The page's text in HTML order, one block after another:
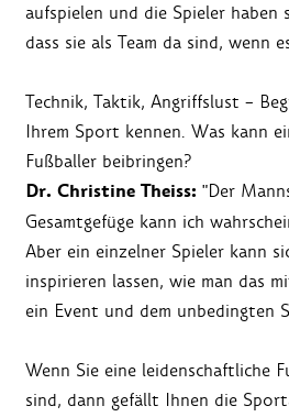
aufspielen und die Spieler haben
dass sie als Team da sind, wenn
Technik, Taktik, Angriffslust –
Ihrem Sport kennen. Was kann
Fußballer beibringen?
Dr. Christine Theiss: "Der
Gesamtgefüge kann ich
Aber ein einzelner Spieler kann
inspirieren lassen, wie man das
ein Event und dem unbedingten
Wenn Sie eine leidenschaftliche
sind, dann gefällt Ihnen die